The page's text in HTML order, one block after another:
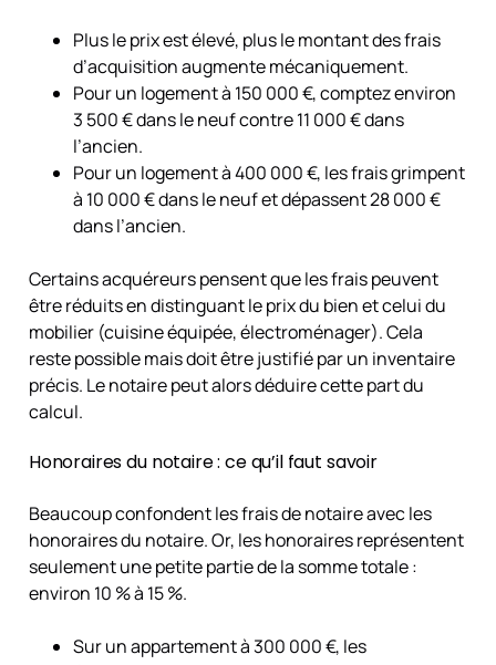
Plus le prix est élevé, plus le montant des frais
d’acquisition augmente mécaniquement.
Pour un logement à 150 000 €, comptez environ
3 500 € dans le neuf contre 11 000 € dans
l’ancien.
Pour un logement à 400 000 €, les frais grimpent
à 10 000 € dans le neuf et dépassent 28 000 €
dans l’ancien.
Certains acquéreurs pensent que les frais peuvent
être réduits en distinguant le prix du bien et celui du
mobilier (cuisine équipée, électroménager). Cela
reste possible mais doit être justifié par un inventaire
précis. Le notaire peut alors déduire cette part du
calcul.
Honoraires du notaire : ce qu’il faut savoir
Beaucoup confondent les frais de notaire avec les
honoraires du notaire. Or, les honoraires représentent
seulement une petite partie de la somme totale :
environ 10 % à 15 %.
Sur un appartement à 300 000 €, les